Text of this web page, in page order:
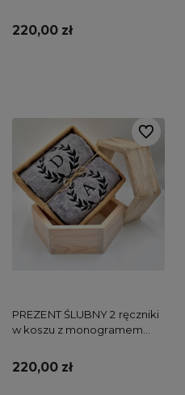
220,00 zł
PREZENT ŚLUBNY 2 ręczniki
w koszu z monogramem
220,00 zł
Do